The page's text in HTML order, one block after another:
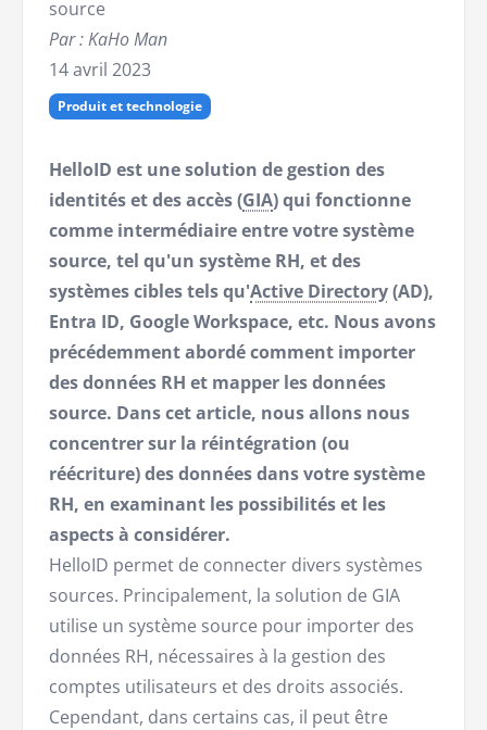
source
Par : KaHo Man
14 avril 2023
Produit et technologie
HelloID est une solution de gestion des
identités et des accès (GIA) qui fonctionne
comme intermédiaire entre votre système
source, tel qu'un système RH, et des
systèmes cibles tels qu'Active Directory(AD),
Entra ID, Google Workspace, etc. Nous avons
précédemment abordé comment importer
des données RH et mapper les données
source. Dans cet article, nous allons nous
concentrer sur la réintégration (ou
réécriture) des données dans votre système
RH, en examinant les possibilités et les
aspects à considérer.
HelloID permet de connecter divers systèmes
sources. Principalement, la solution de GIA
utilise un système source pour importer des
données RH, nécessaires à la gestion des
comptes utilisateurs et des droits associés.
Cependant, dans certains cas, il peut être